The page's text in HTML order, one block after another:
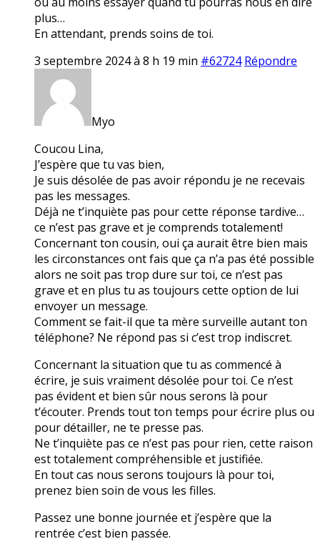
plus…
En attendant, prends soins de toi.
3 septembre 2024 à 8 h 19 min #62724 Répondre
Myo
Coucou Lina,
J’espère que tu vas bien,
Je suis désolée de pas avoir répondu je ne recevais
pas les messages.
Déjà ne t’inquiète pas pour cette réponse tardive…
ce n’est pas grave et je comprends totalement!
Concernant ton cousin, oui ça aurait être bien mais
les circonstances ont fais que ça n’a pas été possible
alors ne soit pas trop dure sur toi, ce n’est pas
grave et en plus tu as toujours cette option de lui
envoyer un message.
Comment se fait-il que ta mère surveille autant ton
téléphone? Ne répond pas si c’est trop indiscret.
Concernant la situation que tu as commencé à
écrire, je suis vraiment désolée pour toi. Ce n’est
pas évident et bien sûr nous serons là pour
t’écouter. Prends tout ton temps pour écrire plus ou
pour détailler, ne te presse pas.
Ne t’inquiète pas ce n’est pas pour rien, cette raison
est totalement compréhensible et justifiée.
En tout cas nous serons toujours là pour toi,
prenez bien soin de vous les filles.
Passez une bonne journée et j’espère que la
rentrée c’est bien passée.